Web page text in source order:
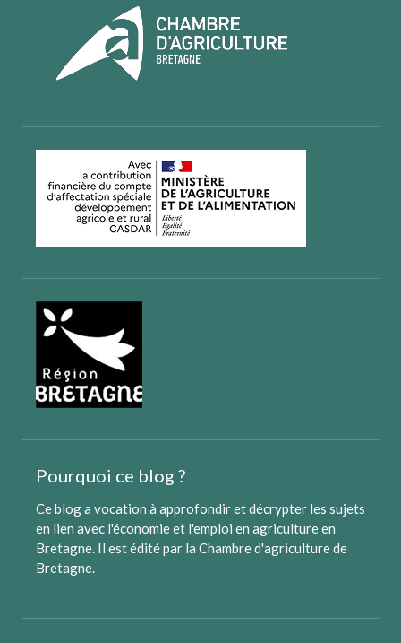
Pourquoi ce blog ?
Ce blog a vocation à approfondir et décrypter les sujets
en lien avec l'économie et l'emploi en agriculture en
Bretagne. Il est édité par la Chambre d'agriculture de
Bretagne.